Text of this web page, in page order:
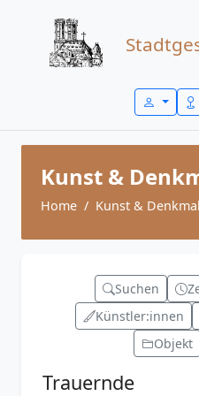
Kunst &
Home Kunst & Denkmal
Suchen
Künstler:innen
Objekt
Trauernde